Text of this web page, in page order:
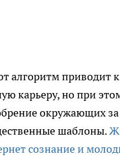
алгоритм приводит
карьеру, но при
окружающих
шаблоны.
сознание и